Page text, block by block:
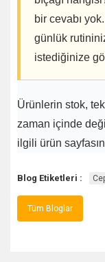
bir cevabı
günlük
istediğinize
Ürünlerin stok,
zaman içinde
ilgili ürün
Blog Etiketleri :
Tüm Bloglar